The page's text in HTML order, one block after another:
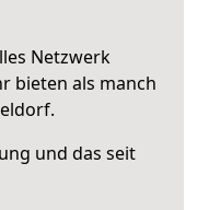
Netzwerk
bieten als manch
und das seit